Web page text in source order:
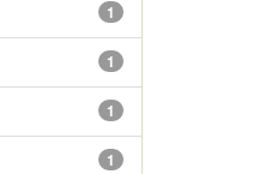
1
1
1
1